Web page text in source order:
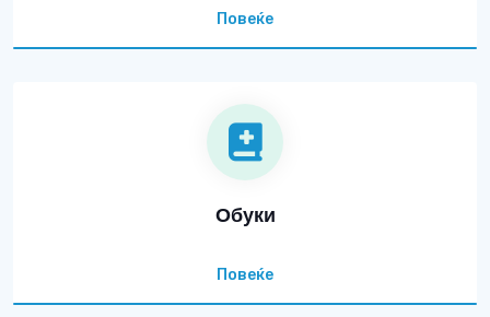
Повеќе
Обуки
Повеќе